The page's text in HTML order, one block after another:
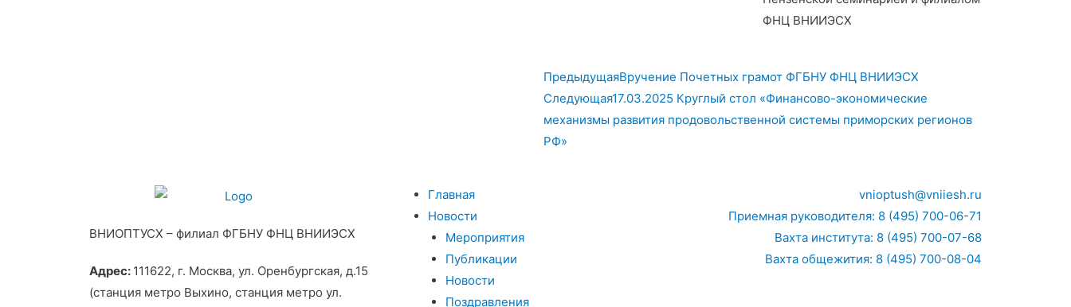
ПредыдущаяВручение Почетных грамот ФГБНУ ФНЦ ВНИИЭСХ
Следующая17.03.2025 Круглый стол «Финансово-экономические
механизмы развития продовольственной системы приморских регионов
РФ»
ВНИОПТУСХ – филиал ФГБНУ ФНЦ ВНИИЭСХ
Адрес: 111622, г. Москва, ул. Оренбургская, д.15
(станция метро Выхино, станция метро ул.
Главная
Новости
Мероприятия
Публикации
Новости
Поздравления
vnioptush@vniiesh.ru
Приемная руководителя: 8 (495) 700-06-71
Вахта института: 8 (495) 700-07-68
Вахта общежития: 8 (495) 700-08-04